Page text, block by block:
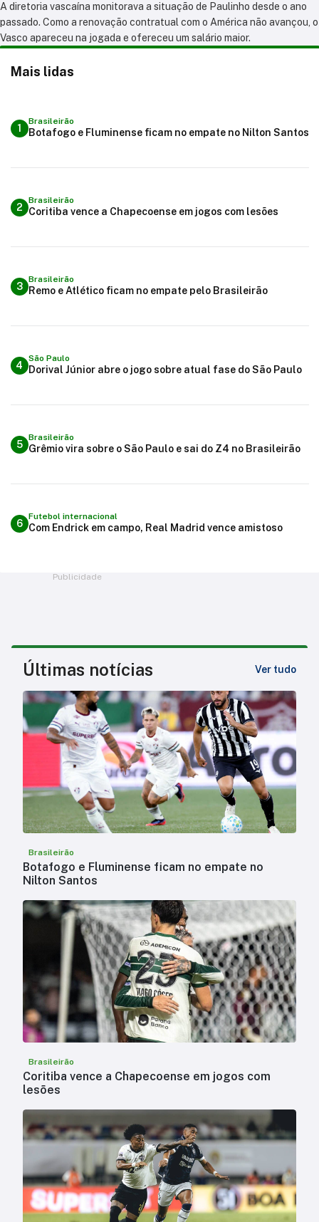
A diretoria vascaína monitorava a situação de Paulinho desde o ano
passado. Como a renovação contratual com o América não avançou, o
Vasco apareceu na jogada e ofereceu um salário maior.
Mais lidas
1
Brasileirão
Botafogo e Fluminense ficam no empate no Nilton Santos
2
Brasileirão
Coritiba vence a Chapecoense em jogos com lesões
3
Brasileirão
Remo e Atlético ficam no empate pelo Brasileirão
4
São Paulo
Dorival Júnior abre o jogo sobre atual fase do São Paulo
5
Brasileirão
Grêmio vira sobre o São Paulo e sai do Z4 no Brasileirão
6
Futebol internacional
Com Endrick em campo, Real Madrid vence amistoso
Publicidade
Últimas notícias Ver tudo
Brasileirão
Botafogo e Fluminense ficam no empate no
Nilton Santos
Brasileirão
Coritiba vence a Chapecoense em jogos com
lesões